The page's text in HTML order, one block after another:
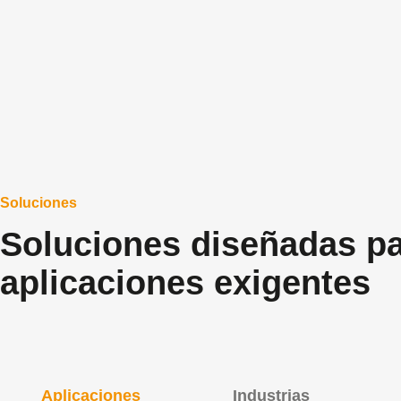
Soluciones
Soluciones diseñadas
aplicaciones exigentes
Aplicaciones Industrias